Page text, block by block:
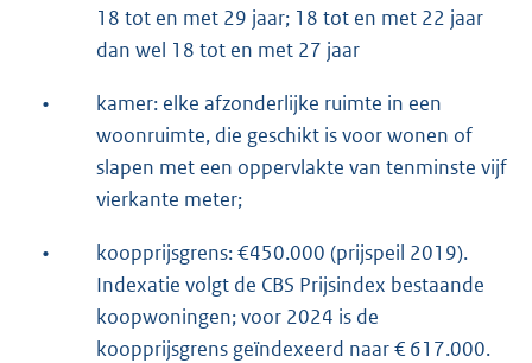
18 tot en met 29 jaar; 18 tot en met 22 jaar
dan wel 18 tot en met 27 jaar
•
kamer: elke afzonderlijke ruimte in een
woonruimte, die geschikt is voor wonen of
slapen met een oppervlakte van tenminste vijf
vierkante meter;
•
koopprijsgrens: €450.000 (prijspeil 2019).
Indexatie volgt de CBS Prijsindex bestaande
koopwoningen; voor 2024 is de
koopprijsgrens geïndexeerd naar € 617.000.